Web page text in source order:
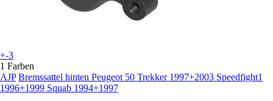
+-3
1 Farben
AJP Bremssattel hinten Peugeot 50 Trekker 1997+2003 Speedfight1
1996+1999 Squab 1994+1997